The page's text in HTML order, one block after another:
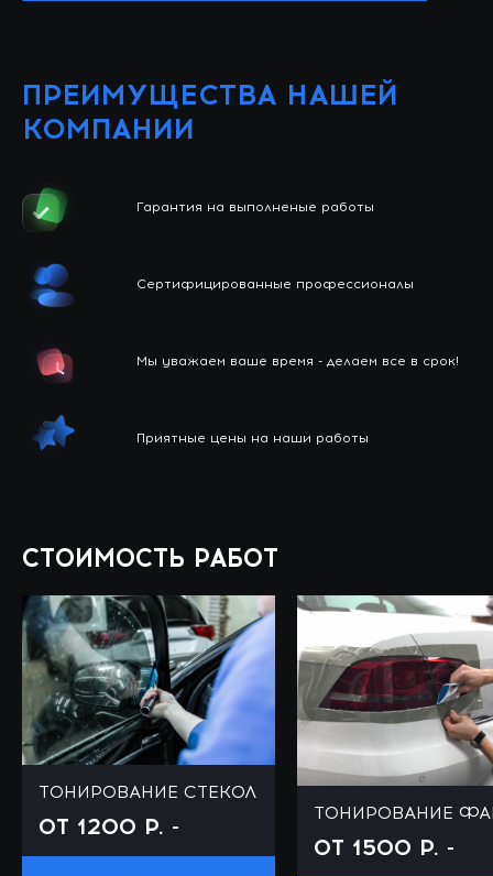
ПРЕИМУЩЕСТВА НАШЕЙ
КОМПАНИИ
Гарантия на выполненые работы
Сертифицированные профессионалы
Мы уважаем ваше время - делаем все в срок!
Приятные цены на наши работы
СТОИМОСТЬ РАБОТ
ТОНИРОВАНИЕ СТЕКОЛ
ОТ 1200 Р. -
ТОНИРОВАНИЕ
ОТ 1500 Р. -